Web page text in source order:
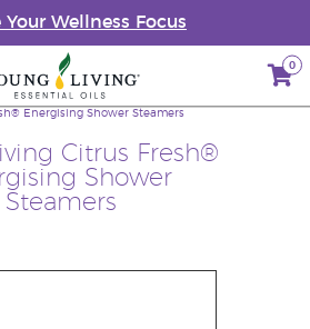
Your Wellness Focus
0
Citrus Fresh®
Shower
Steamers
Energising Shower Steamers